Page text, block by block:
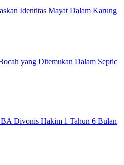
Identitas Mayat Dalam Karung
yang Ditemukan Dalam Septic
Divonis Hakim 1 Tahun 6 Bulan